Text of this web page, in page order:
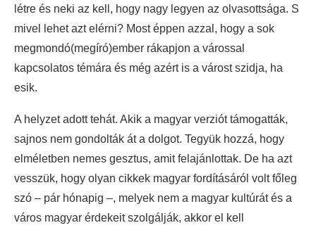
létre és neki az kell, hogy nagy legyen az olvasottsága. S
mivel lehet azt elérni? Most éppen azzal, hogy a sok
megmondó(megíró)ember rákapjon a várossal
kapcsolatos témára és még azért is a várost szidja, ha
esik.
A helyzet adott tehát. Akik a magyar verziót támogatták,
sajnos nem gondolták át a dolgot. Tegyük hozzá, hogy
elméletben nemes gesztus, amit felajánlottak. De ha azt
vesszük, hogy olyan cikkek magyar fordításáról volt főleg
szó – pár hónapig –, melyek nem a magyar kultúrát és a
város magyar érdekeit szolgálják, akkor el kell